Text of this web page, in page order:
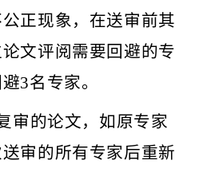
正现象，在送审前其
文评阅需要回避的专
3名专家。
审的论文，如原专家
审的所有专家后重新